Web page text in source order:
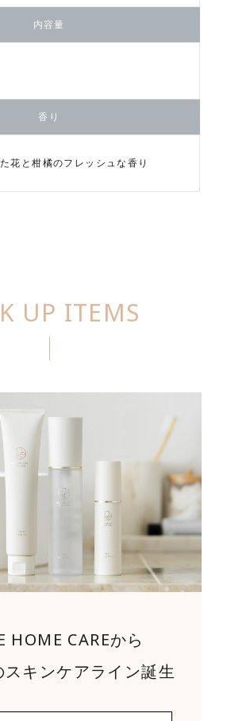
内容量
香り
花と柑橘のフレッシュな香り
UP ITEMS
HOME CAREから
スキンケアライン誕生